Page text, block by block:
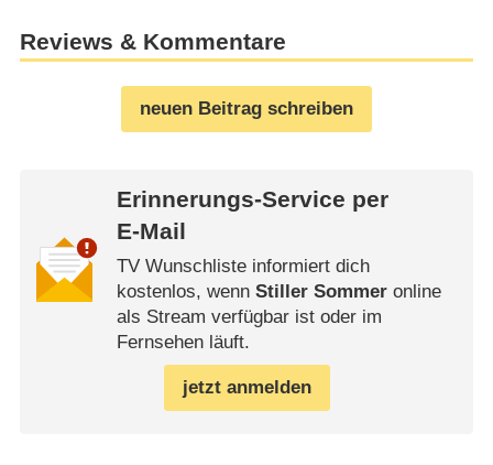
Reviews & Kommentare
neuen Beitrag schreiben
Erinnerungs-Service per
E-Mail
TV Wunschliste informiert dich
kostenlos, wenn Stiller Sommeronline
als Stream verfügbar ist oder im
Fernsehen läuft.
jetzt anmelden